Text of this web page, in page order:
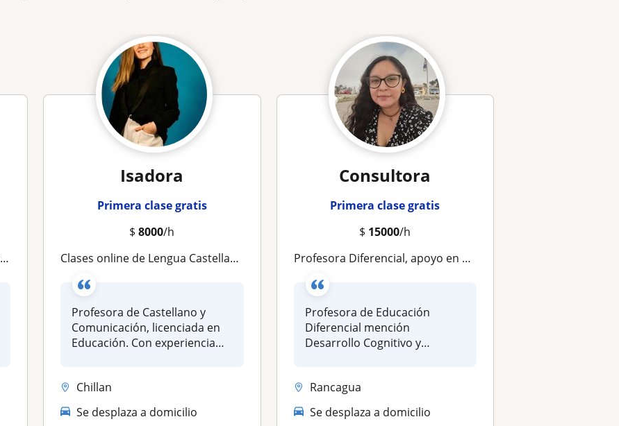
Isadora
Primera clase gratis
$8000/h
Clases online de Lengua Castellana y Literatura
Profesora de Castellano y
Comunicación, licenciada en
Educación. Con experiencia
Chillan
Se desplaza a domicilio
Consultora
Primera clase gratis
$ 15000/h
Profesora Diferencial, apoyo en Dificultades de Aprendizaje, Técnicas de Estudio y Refuerzo Escolar (Online y a Domicilio)
Profesora de Educación
Diferencial mención
Desarrollo Cognitivo y
Rancagua
Se desplaza a domicilio